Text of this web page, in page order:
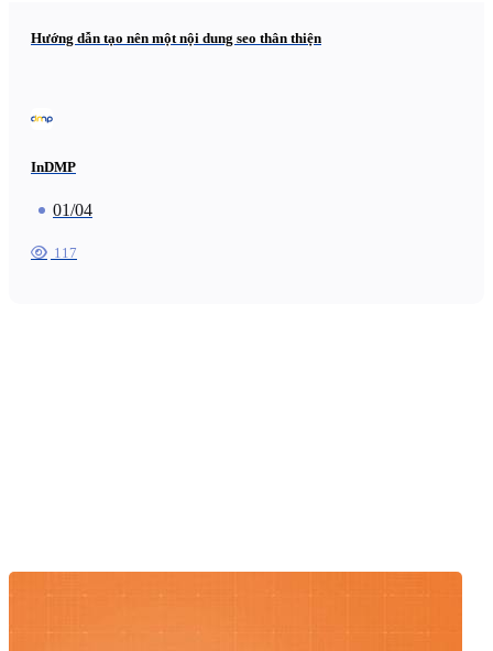
Hướng dẫn tạo nên một nội dung seo thân thiện
InDMP
01/04
117